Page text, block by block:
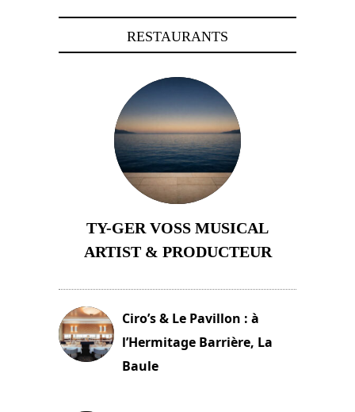
RESTAURANTS
TY-GER VOSS MUSICAL
ARTIST & PRODUCTEUR
Ciro’s & Le Pavillon : à
l’Hermitage Barrière, La
Baule